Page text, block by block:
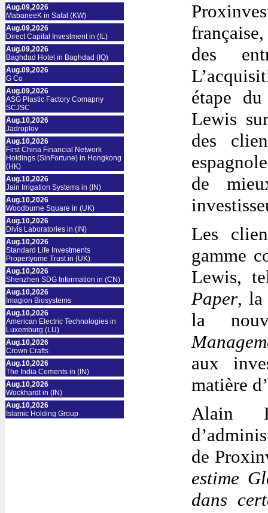
Aug.09,2026
MabaneeK in Safat (KW)
Aug.09,2026
Direct Capital Investment in (IL)
Aug.09,2026
Baghdad Hotel in Baghdad (IQ)
Aug.09,2026
G Co
Aug.09,2026
ASG Plastic Factory Comapny
SCJSC
Aug.10,2026
Jadroplov
Aug.10,2026
First China Financial Network
Holdings (SinFortune) in Hongkong
(HK)
Aug.10,2026
Jain Irrigation Systems in (IN)
Aug.10,2026
Woodburne Square in (UK)
Aug.10,2026
Divis Laboratories in (IN)
Aug.10,2026
Standard Life Investments
Propertyome Trust in (UK)
Aug.10,2026
Shenzhen SDG Information in (CN)
Aug.10,2026
Imagion Biosystems
Aug.10,2026
American Electric Technologies in
Luxemburg (LU)
Aug.10,2026
Crown Crafts
Aug.10,2026
The India Cements in (IN)
Aug.10,2026
Wockhardt in (IN)
Aug.10,2026
Islamic Holding Group
des
étape
Lewis
des
de
Les
gamme
Lewis,
Paper, la
la
aux
matière
Alain
de
estime
dans